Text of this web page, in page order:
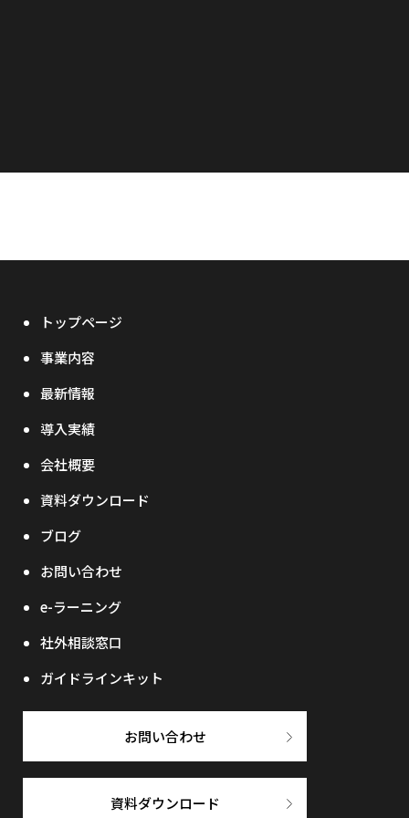
トップページ
事業内容
最新情報
導入実績
会社概要
資料ダウンロード
ブログ
お問い合わせ
e-ラーニング
社外相談窓口
ガイドラインキット
お問い合わせ
資料ダウンロード